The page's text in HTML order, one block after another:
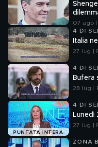
07 ago
4 DI
Italia
27 lug |
4 DI
Bufera
28 lug |
PUNTATA INTERA
4 DI
Lunedì
27 lug |
ZONA